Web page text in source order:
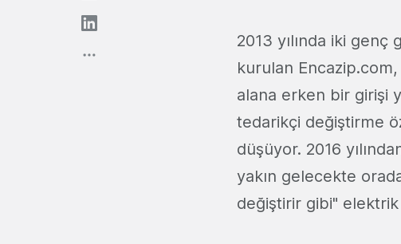
2013 yılında iki genç
kurulan
alana erken bir girişi
tedarikçi değiştirme
düşüyor. 2016
yakın gelecekte
değiştirir gibi" elektrik